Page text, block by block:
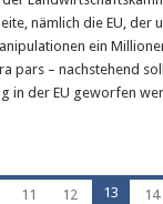
nämlich die EU, der
ein
pars – nachstehend
in der EU geworfen
11 12 13 14